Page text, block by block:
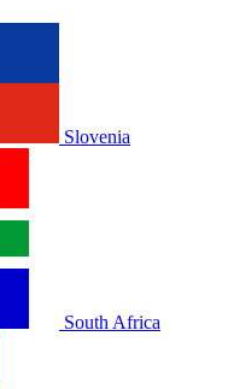
Slovenia
South Africa